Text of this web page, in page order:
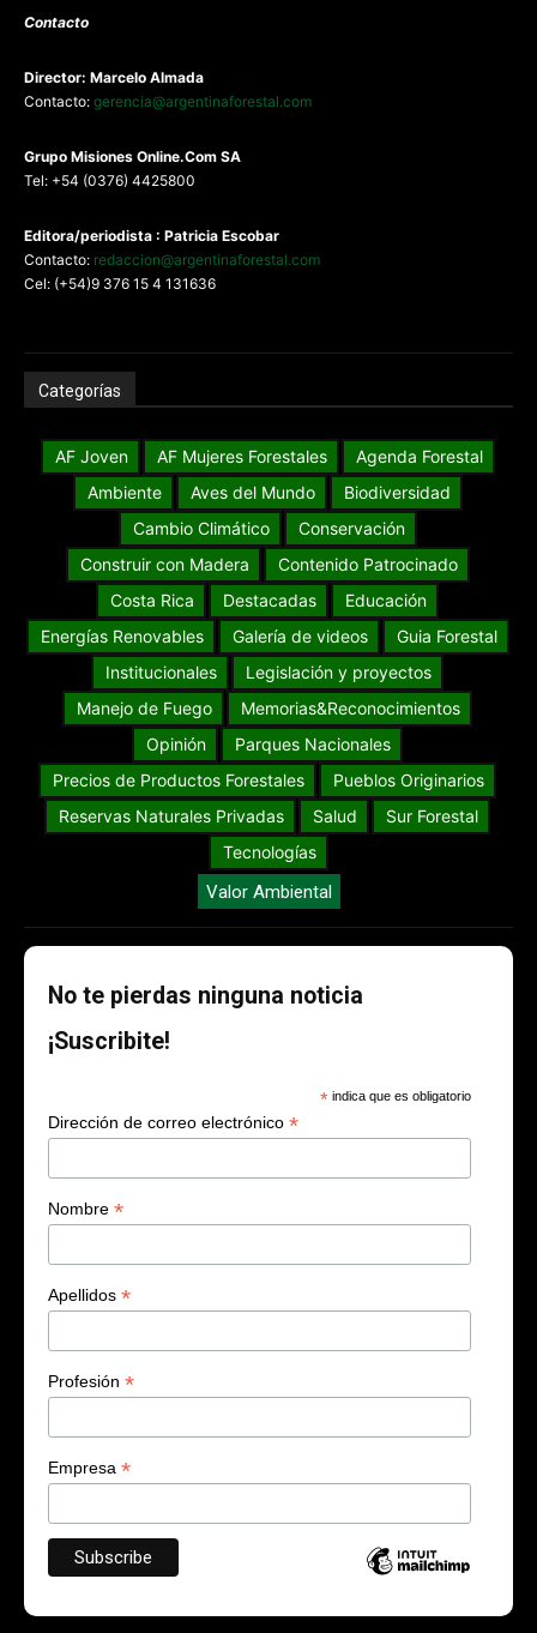
Contacto
Director: Marcelo Almada
Contacto: gerencia@argentinaforestal.com
Grupo Misiones Online.Com SA
Tel: +54 (0376) 4425800
Editora/periodista : Patricia Escobar
Contacto: redaccion@argentinaforestal.com
Cel: (+54)9 376 15 4 131636
Categorías
AF Joven AF Mujeres Forestales
Agenda Forestal
Ambiente
Aves del Mundo
Biodiversidad
Cambio Climático
Conservación
Construir con Madera
Contenido Patrocinado
Costa Rica
Destacadas
Educación
Energías Renovables
Galería de videos
Guia Forestal
Institucionales
Legislación y proyectos
Manejo de Fuego
Memorias&Reconocimientos
Opinión
Parques Nacionales
Precios de Productos Forestales
Pueblos Originarios
Reservas Naturales Privadas
Salud
Sur Forestal
Tecnologías
Valor Ambiental
No te pierdas ninguna noticia
¡Suscribite!
* indica que es obligatorio
Dirección de correo electrónico *
Nombre *
Apellidos *
Profesión *
Empresa *